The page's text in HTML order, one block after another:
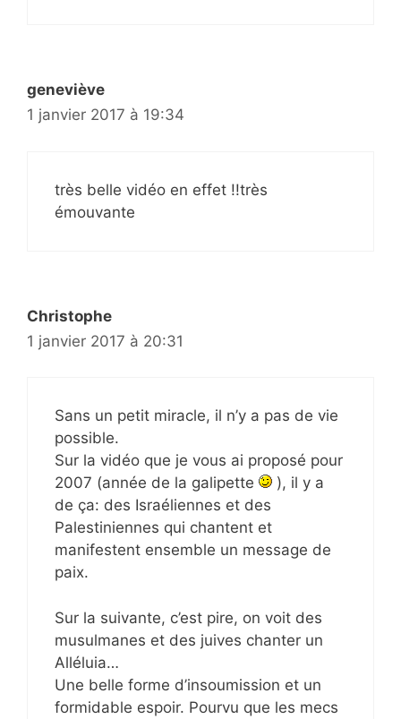
geneviève
1 janvier 2017 à 19:34
très belle vidéo en effet !!très
émouvante
Christophe
1 janvier 2017 à 20:31
Sans un petit miracle, il n’y a pas de vie
possible.
Sur la vidéo que je vous ai proposé pour
2007 (année de la galipette
), il y a
de ça: des Israéliennes et des
Palestiniennes qui chantent et
manifestent ensemble un message de
paix.
Sur la suivante, c’est pire, on voit des
musulmanes et des juives chanter un
Alléluia…
Une belle forme d’insoumission et un
formidable espoir. Pourvu que les mecs